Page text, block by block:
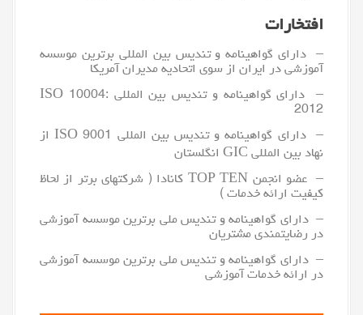
افتخارات
– دارای گواهینامه و تندیس بین المللی برترین موسسه
آموزشی در ایران از سوی اتحادیه مدیران آمریکا
– دارای گواهینامه و تندیس بین المللی ISO 10004:
2012
– دارای گواهینامه و تندیس بین المللی ISO 9001 از
نهاد بین المللی GIC انگلستان
– عضو انجمن TOP TEN کانادا ( شرکتهای برتر از لحاظ
کیفیت ارائه خدمات )
– دارای گواهینامه و تندیس ملی برترین موسسه آموزشی
در رضایتمندی مشتریان
– دارای گواهینامه و تندیس ملی برترین موسسه آموزشی
در ارائه خدمات آموزشی